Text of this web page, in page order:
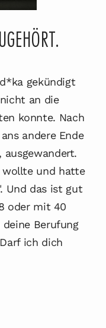
gekündigt
an die
konnte. Nach
andere Ende
ausgewandert.
wollte und hatte
Und das ist gut
oder mit 40
Berufung
ich dich